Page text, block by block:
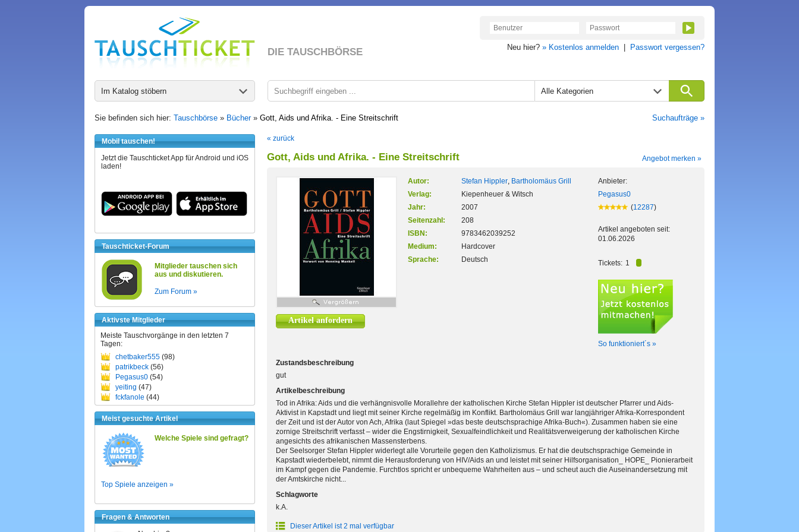
DIE TAUSCHBÖRSE Neu hier? » Kostenlos anmelden Passwort vergessen?
Im Katalog stöbern Alle Kategorien
Sie befinden sich hier: Tauschbörse » Bücher» Gott, Aids und Afrika. - Eine Streitschrift Suchaufträge »
Mobil tauschen!
Jetzt die Tauschticket App für Android und iOS
laden!
Tauschticket-Forum
Mitglieder tauschen sich
aus und diskutieren.
Zum Forum »
Aktivste Mitglieder
Meiste Tauschvorgänge in den letzten 7
Tagen:
chetbaker555 (98)
patrikbeck (56)
Pegasus0 (54)
yeiting (47)
fckfanole (44)
Meist gesuchte Artikel
Welche Spiele sind gefragt?
Top Spiele anzeigen »
Fragen & Antworten
« zurück
Gott, Aids und Afrika. - Eine Streitschrift Angebot merken »
Artikel anfordern
Autor: Stefan Hippler, Bartholomäus Grill
Verlag:
Kiepenheuer & Witsch
Jahr:
2007
Seitenzahl:
208
ISBN:
9783462039252
Medium:
Hardcover
Sprache:
Deutsch
Anbieter:
Pegasus0
(12287)
Artikel angeboten seit:
01.06.2026
Tickets: 1
So funktioniert´s »
Zustandsbeschreibung
gut
Artikelbeschreibung
Tod in Afrika: Aids und die verhängnisvolle Morallehre der katholischen Kirche Stefan Hippler ist deutscher Pfarrer und Aids-
Aktivist in Kapstadt und liegt mit seiner Kirche regelmäßig im Konflikt. Bartholomäus Grill war langjähriger Afrika-Korrespondent
der Zeit und ist der Autor von Ach, Afrika (laut Spiegel »das beste deutschsprachige Afrika-Buch«). Zusammen haben sie eine
zornige Streitschrift verfasst – wider die Engstirnigkeit, Sexualfeindlichkeit und Realitätsverweigerung der katholischen Kirche
angesichts des afrikanischen Massensterbens.
Der Seelsorger Stefan Hippler widerlegt alle Vorurteile gegen den Katholizismus. Er hat die deutschsprachige Gemeinde in
Kapstadt wiederbelebt, nimmt die Herausforderung von HIV/Aids an und leistet mit seiner Hilfsorganisation_ HOPE_ Pionierarbeit
im Kampf gegen die Pandemie. Furchtlos spricht er unbequeme Wahrheiten aus – und scheut auch die Auseinandersetzung mit
der Amtskirche nicht...
Schlagworte
k.A.
Dieser Artikel ist 2 mal verfügbar